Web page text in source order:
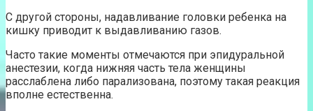
С другой стороны, надавливание головки ребенка на
кишку приводит к выдавливанию газов.
Часто такие моменты отмечаются при эпидуральной
анестезии, когда нижняя часть тела женщины
расслаблена либо парализована, поэтому такая реакция
вполне естественна.